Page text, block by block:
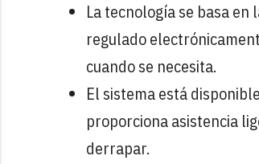
La tecnología se basa
regulado
cuando se necesita.
El sistema está disponible
proporciona asistencia
derrapar.